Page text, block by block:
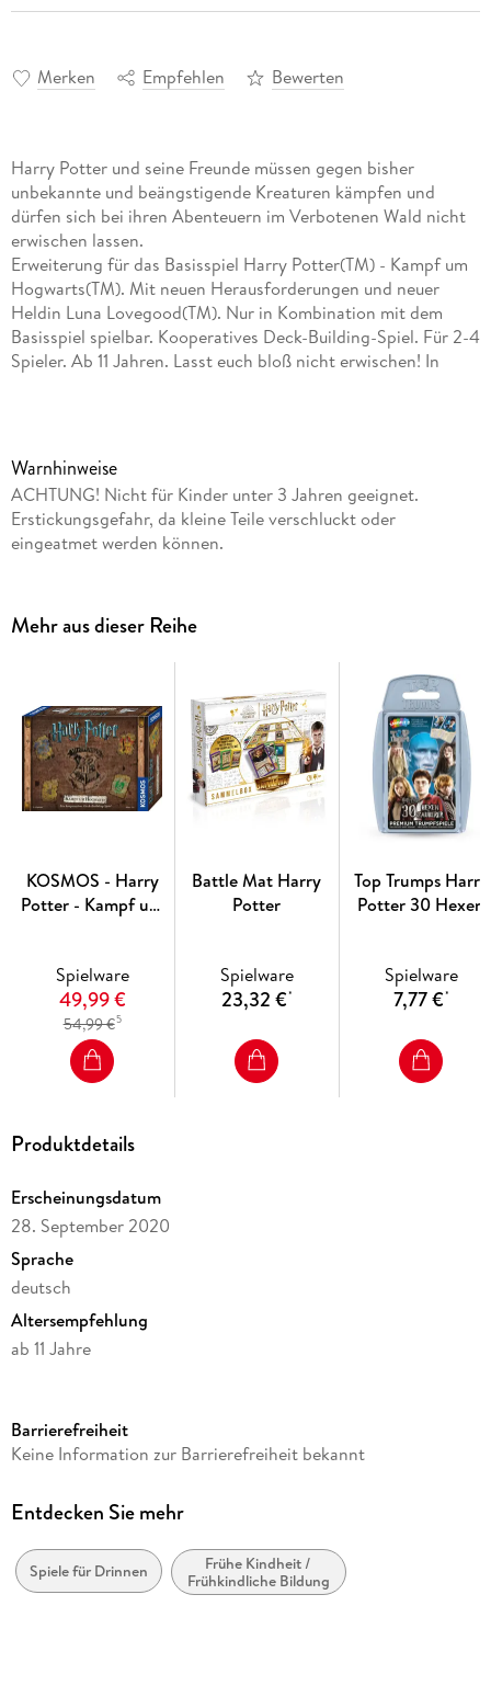
Merken Empfehlen Bewerten
Harry Potter und seine Freunde müssen gegen bisher
unbekannte und beängstigende Kreaturen kämpfen und
dürfen sich bei ihren Abenteuern im Verbotenen Wald nicht
erwischen lassen.
Erweiterung für das Basisspiel Harry Potter(TM) - Kampf um
Hogwarts(TM). Mit neuen Herausforderungen und neuer
Heldin Luna Lovegood(TM). Nur in Kombination mit dem
Basisspiel spielbar. Kooperatives Deck-Building-Spiel. Für 2-4
Spieler. Ab 11 Jahren. Lasst euch bloß nicht erwischen! In
Verbotenen Waldes. Auf ihren Streifzügen vor den Toren
Hogwarts müssen sie gegen bedrohliche und fantastische
Tierwesen wie den dreiköpfigen Hund Fluffy und den Drachen
Norbert kämpfen. Mit der Erweiterung zum Bestseller "Harry
Potter - Kampf um Hogwarts" warten jetzt noch mehr
Hogwarts vor den bösen Mächten zu schützen, müssen alle
cooles Geschenk für jeden, der das Basisspiel schon kennt
und neue spannende Abenteuer sucht.
Warnhinweise
ACHTUNG! Nicht für Kinder unter 3 Jahren geeignet.
Erstickungsgefahr, da kleine Teile verschluckt oder
eingeatmet werden können.
Mehr aus dieser Reihe
KOSMOS - Harry
Potter - Kampf um
Spielware
49,99 €
54,99 €5
Battle Mat Harry
Potter
Spielware
23,32 €*
Top Trumps Harry
Potter 30 Hexen
Spielware
7,77 €*
Produktdetails
Erscheinungsdatum
28. September 2020
Sprache
deutsch
Altersempfehlung
ab 11 Jahre
Verlag/Hersteller
Produktart
Spieldauer
ca. 60 Min
Barrierefreiheit
Keine Information zur Barrierefreiheit bekannt
Entdecken Sie mehr
Spiele für Drinnen
Frühe Kindheit /
Frühkindliche Bildung